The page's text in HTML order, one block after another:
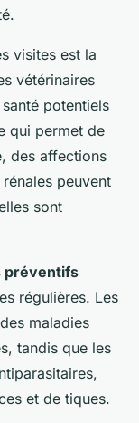
visites est la
vétérinaires
potentiels
qui permet de
des affections
peuvent
sont
préventifs
régulières. Les
maladies
tandis que les
et de tiques.